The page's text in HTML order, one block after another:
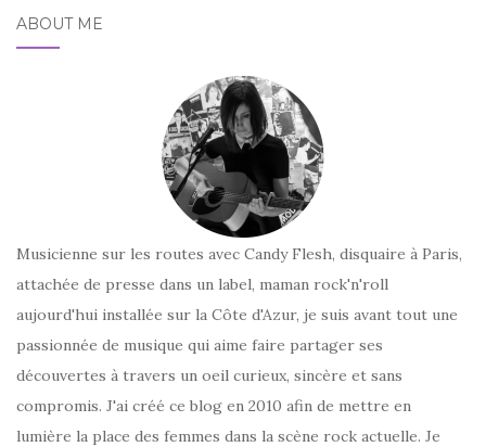
ABOUT ME
Musicienne sur les routes avec Candy Flesh, disquaire à Paris,
attachée de presse dans un label, maman rock'n'roll
aujourd'hui installée sur la Côte d'Azur, je suis avant tout une
passionnée de musique qui aime faire partager ses
découvertes à travers un oeil curieux, sincère et sans
compromis. J'ai créé ce blog en 2010 afin de mettre en
lumière la place des femmes dans la scène rock actuelle. Je